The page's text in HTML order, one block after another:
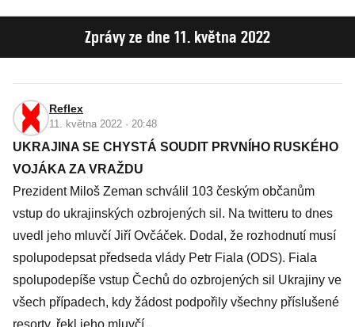
Zprávy ze dne 11. května 2022
Reflex
11. května 2022 · 20:48
UKRAJINA SE CHYSTÁ SOUDIT PRVNÍHO RUSKÉHO
VOJÁKA ZA VRAŽDU
Prezident Miloš Zeman schválil 103 českým občanům
vstup do ukrajinských ozbrojených sil. Na twitteru to dnes
uvedl jeho mluvčí Jiří Ovčáček. Dodal, že rozhodnutí musí
spolupodepsat předseda vlády Petr Fiala (ODS). Fiala
spolupodepíše vstup Čechů do ozbrojených sil Ukrajiny ve
všech případech, kdy žádost podpořily všechny příslušené
resorty, řekl jeho mluvčí.